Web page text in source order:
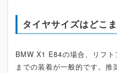
タイヤサイズはどこ
BMW X1 E84の場合、リフト
までの装着が一般的です。推